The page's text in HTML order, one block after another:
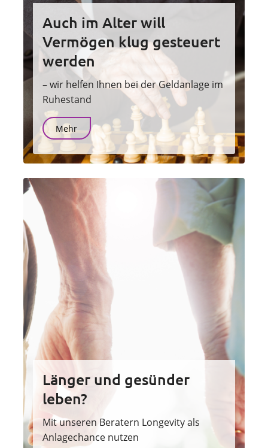
Auch im Alter will
Vermögen klug gesteuert
werden
– wir helfen Ihnen bei der Geldanlage im
Ruhestand
Mehr
Länger und gesünder
leben?
Mit unseren Beratern Longevity als
Anlagechance nutzen